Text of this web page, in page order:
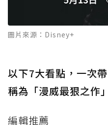
圖片來源：Disney+
以下7大看點，一次
稱為「漫威最狠之作
編輯推薦